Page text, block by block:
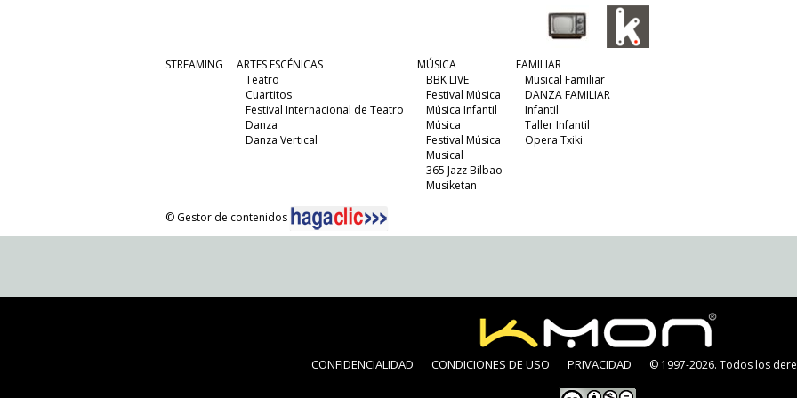
STREAMING
ARTES ESCÉNICAS
Teatro
Cuartitos
Festival Internacional de Teatro
Danza
Danza Vertical
MÚSICA
BBK LIVE
Festival Música
Música Infantil
Música
Festival Música
Musical
365 Jazz Bilbao
Musiketan
FAMILIAR
Musical Familiar
DANZA FAMILIAR
Infantil
Taller Infantil
Opera Txiki
© Gestor de contenidos
CONFIDENCIALIDAD CONDICIONES DE USO PRIVACIDAD © 1997-2026. Todos los